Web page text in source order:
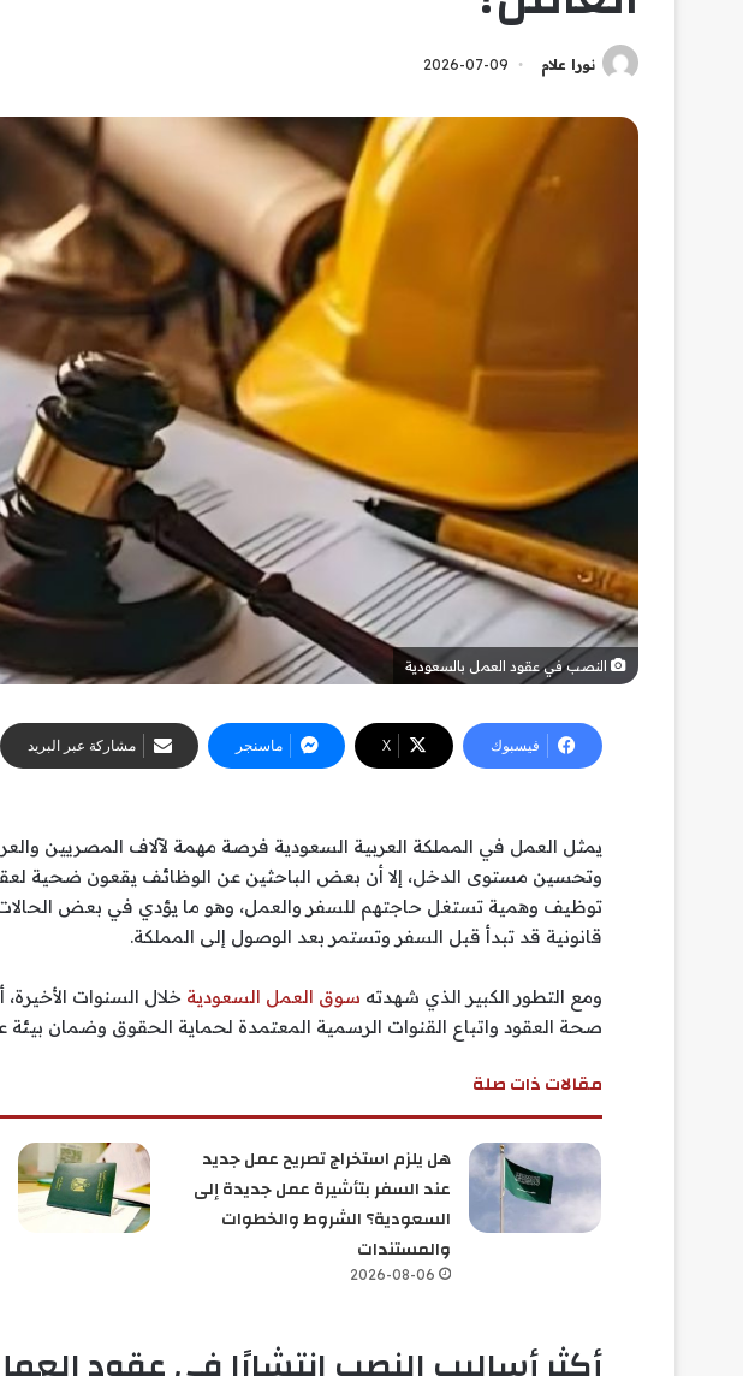
نورا علام 2026-07-09
النصب في عقود العمل بالسعودية
فيسبوك ‫X ماسنجر مشاركة عبر البريد
يمثل العمل في المملكة العربية السعودية فرصة مهمة لآلاف المصريين
وتحسين مستوى الدخل، إلا أن بعض الباحثين عن الوظائف يقعون ضحية
توظيف وهمية تستغل حاجتهم للسفر والعمل، وهو ما يؤدي في بعض
قانونية قد تبدأ قبل السفر وتستمر بعد الوصول إلى المملكة.
ومع التطور الكبير الذي شهدته سوق العمل السعودية خلال السنوات
صحة العقود واتباع القنوات الرسمية المعتمدة لحماية الحقوق وضمان
مقالات ذات صلة
هل يلزم استخراج تصريح عمل جديد
عند السفر بتأشيرة عمل جديدة إلى
السعودية؟ الشروط والخطوات
والمستندات
2026-08-06